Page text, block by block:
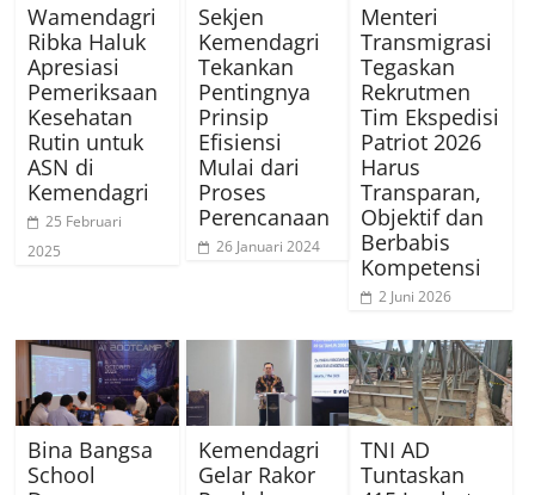
Wamendagri
Ribka Haluk
Apresiasi
Pemeriksaan
Kesehatan
Rutin untuk
ASN di
Kemendagri
25 Februari
2025
Sekjen
Kemendagri
Tekankan
Pentingnya
Prinsip
Efisiensi
Mulai dari
Proses
Perencanaan
26 Januari 2024
Menteri
Transmigrasi
Tegaskan
Rekrutmen
Tim Ekspedisi
Patriot 2026
Harus
Transparan,
Objektif dan
Berbabis
Kompetensi
2 Juni 2026
Bina Bangsa
School
Kemendagri
Gelar Rakor
TNI AD
Tuntaskan